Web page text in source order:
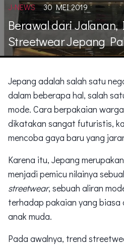
J-NEWS 30 MEI 2019
Berawal dari
Streetwear Jepang
Jepang adalah salah satu
dalam beberapa hal, salah
mode. Cara berpakaian
dikatakan sangat futuristis,
mencoba gaya baru yang
Karena itu, Jepang
menjadi pemicu nilainya
streetwear, sebuah aliran
terhadap pakaian yang biasa
anak muda.
Pada awalnya, trend